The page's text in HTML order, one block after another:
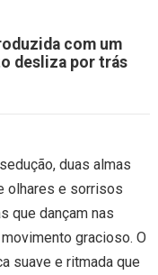
com um
desliza por trás
duas almas
olhares e sorrisos
que dançam nas
gracioso. O
suave e ritmada que